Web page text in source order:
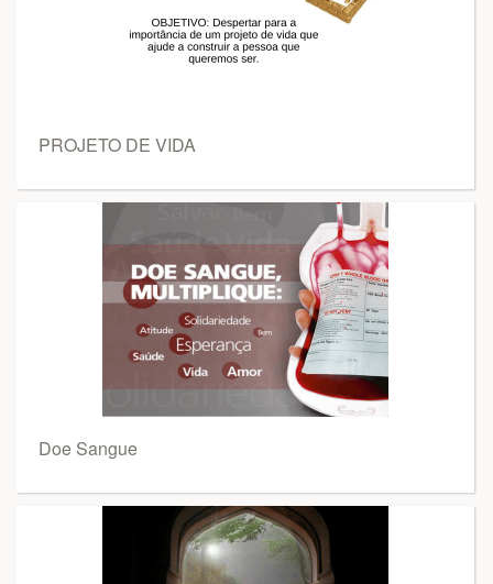
PROJETO DE VIDA
Doe Sangue